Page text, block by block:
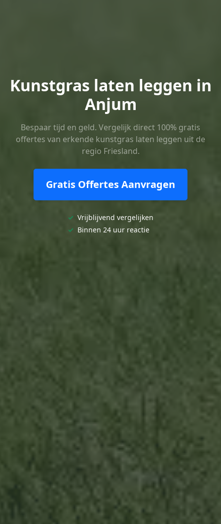
Kunstgras laten leggen in
Anjum
Bespaar tijd en geld. Vergelijk direct 100% gratis
offertes van erkende kunstgras laten leggen uit de
regio Friesland.
Gratis Offertes Aanvragen
✓ Vrijblijvend vergelijken
✓ Binnen 24 uur reactie